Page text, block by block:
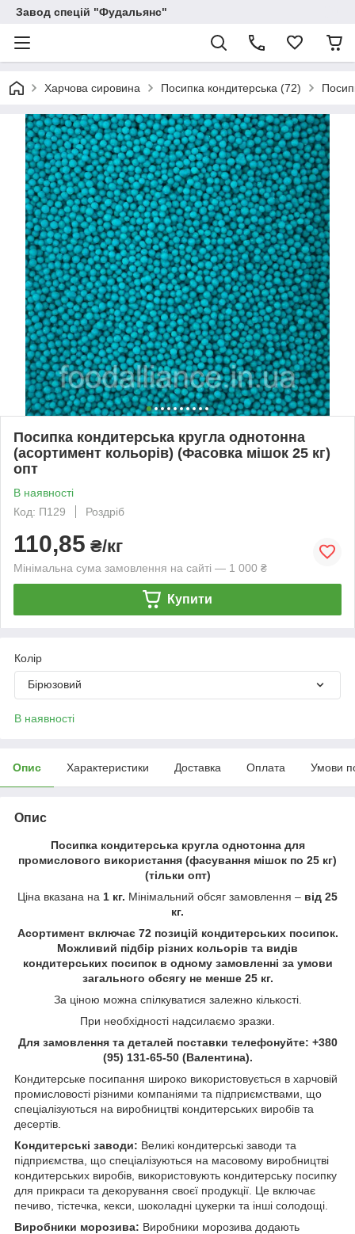
Завод спецій "Фудальянс"
Харчова сировина Посипка кондитерська (72)
Посипка кондитерська кругла однотонна
(асортимент кольорів) (Фасовка мішок 25 кг)
опт
В наявності
Код: П129
Роздріб
110,85 ₴/кг
Мінімальна сума замовлення на сайті — 1 000 ₴
Купити
Колір
Бірюзовий
В наявності
Опис Характеристики Доставка Оплата Умови
Опис
Посипка кондитерська кругла однотонна для
промислового використання (фасування мішок по 25 кг)
(тільки опт)
Ціна вказана на 1 кг. Мінімальний обсяг замовлення – від 25
кг.
Асортимент включає 72 позицій кондитерських посипок.
Можливий підбір різних кольорів та видів
кондитерських посипок в одному замовленні за умови
загального обсягу не менше 25 кг.
За ціною можна спілкуватися залежно кількості.
При необхідності надсилаємо зразки.
Для замовлення та деталей поставки телефонуйте: +380
(95) 131-65-50(Валентина).
Кондитерське посипання широко використовується в харчовій
промисловості різними компаніями та підприємствами, що
спеціалізуються на виробництві кондитерських виробів та
десертів.
Кондитерські заводи: Великі кондитерські заводи та
підприємства, що спеціалізуються на масовому виробництві
кондитерських виробів, використовують кондитерську посипку
для прикраси та декорування своєї продукції. Це включає
печиво, тістечка, кекси, шоколадні цукерки та інші солодощі.
Виробники морозива: Виробники морозива додають